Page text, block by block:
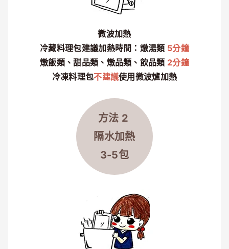
微波加熱
冷藏料理包建議加熱時間：燉湯類 5分鐘
燉飯類、甜品類、燉品類、飲品類 2分鐘
冷凍料理包不建議使用微波爐加熱
方法 2
隔水加熱
3-5包